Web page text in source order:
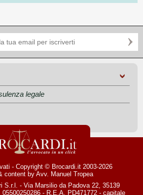
legale
- Copyright © Brocardi.it 2003-2026
content by Avv. Manuel Tropea
S.r.l. - Via Marsilio da Padova 22, 35139
05500250286 - R.E.A. PD471772 - capitale